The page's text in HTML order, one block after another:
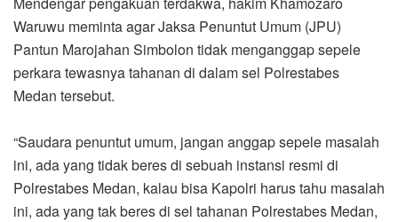
Waruwu meminta agar Jaksa Penuntut Umum (JPU)
Pantun Marojahan Simbolon tidak menganggap sepele
perkara tewasnya tahanan di dalam sel Polrestabes
Medan tersebut.
“Saudara penuntut umum, jangan anggap sepele masalah
ini, ada yang tidak beres di sebuah instansi resmi di
Polrestabes Medan, kalau bisa Kapolri harus tahu masalah
ini, ada yang tak beres di sel tahanan Polrestabes Medan,